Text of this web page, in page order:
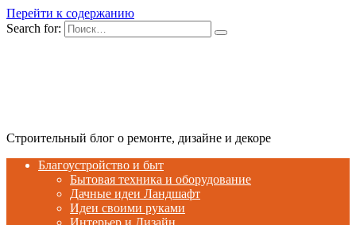
Перейти к содержанию
Search for:
Строительный блог о ремонте, дизайне и декоре
Благоустройство и быт
Бытовая техника и оборудование
Дачные идеи Ландшафт
Идеи своими руками
Интерьер и Дизайн